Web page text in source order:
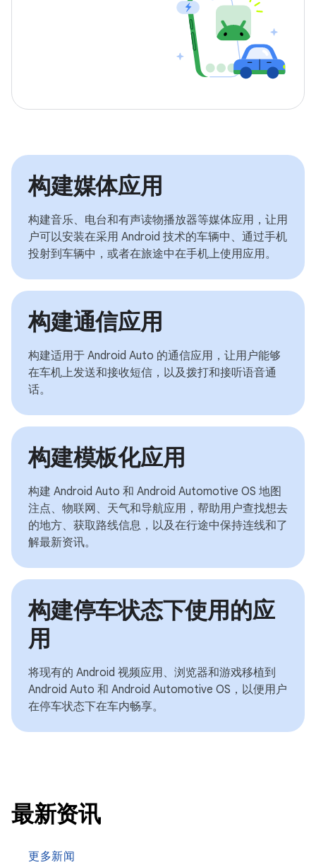
构建媒体应用
构建音乐、电台和有声读物播放器等媒体应用，让用
户可以安装在采用 Android 技术的车辆中、通过手机
投射到车辆中，或者在旅途中在手机上使用应用。
构建通信应用
构建适用于 Android Auto 的通信应用，让用户能够
在车机上发送和接收短信，以及拨打和接听语音通
话。
构建模板化应用
构建 Android Auto 和 Android Automotive OS 地图
注点、物联网、天气和导航应用，帮助用户查找想去
的地方、获取路线信息，以及在行途中保持连线和了
解最新资讯。
构建停车状态下使用的应
用
将现有的 Android 视频应用、浏览器和游戏移植到
Android Auto 和 Android Automotive OS，以便用户
在停车状态下在车内畅享。
最新资讯
更多新闻